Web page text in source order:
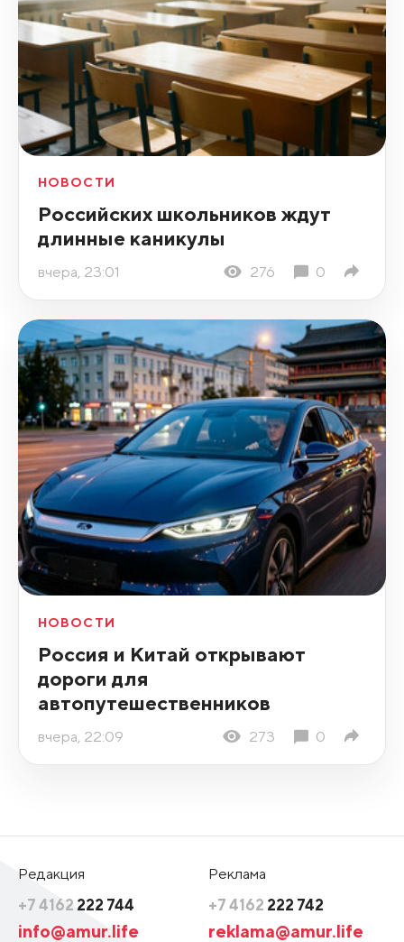
НОВОСТИ
Российских школьников ждут
длинные каникулы
вчера, 23:01 276 0
НОВОСТИ
Россия и Китай открывают
дороги для
автопутешественников
вчера, 22:09 273 0
Редакция
+7 4162 222 744
info@amur.life
Реклама
+7 4162 222 742
reklama@amur.life